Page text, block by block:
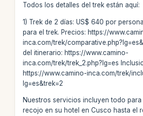
Todos los detalles del trek están aquí:
1) Trek de 2 días: US$ 640 por
para el trek. Precios: https://
inca.com/trek/
del itinerario: https://www.camino-
inca.com/trek/trek_2.php?lg=es
https://www.camino-inca.com/trek/
lg=es&trek=2
Nuestros servicios incluyen todo para
recojo en su hotel en Cusco hasta el